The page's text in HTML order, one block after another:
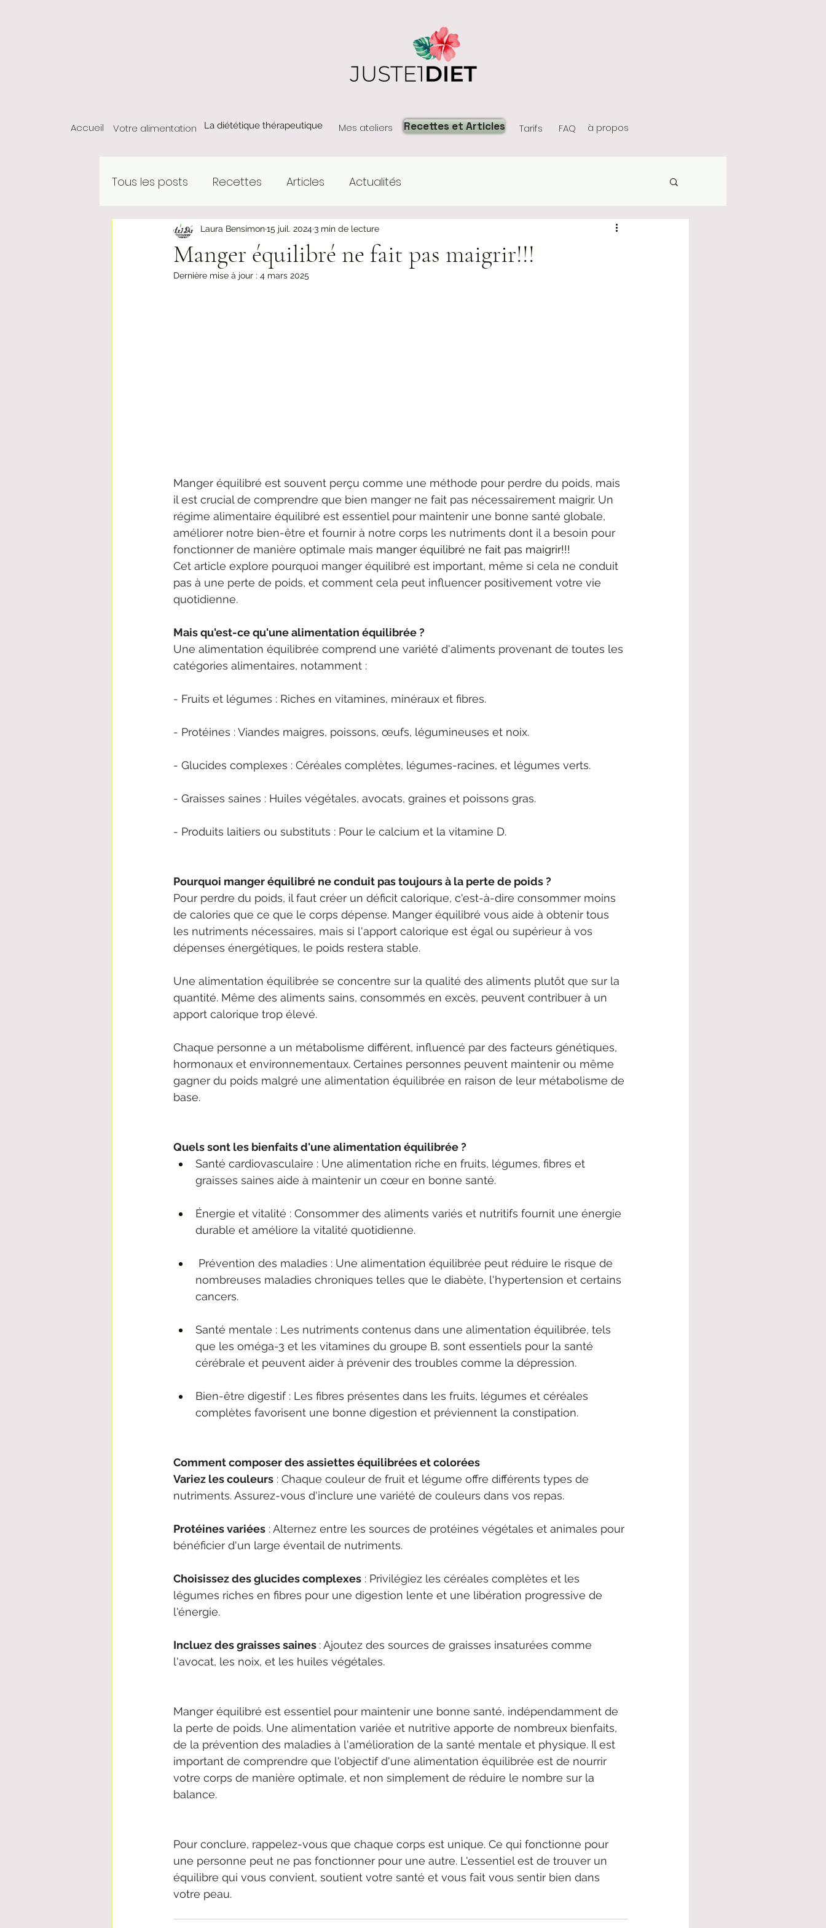
Accueil Votre alimentation La diététique thérapeutique Mes ateliers Recettes et Articles Tarifs FAQ à propos
Tous les posts Recettes Articles Actualités
Manger équilibré ne fait pas maigrir!!!
Laura Bensimon15 juil. 20243 min de lecture
Dernière mise à jour : 4 mars 2025
Manger équilibré est souvent perçu comme une méthode pour perdre du poids, mais
il est crucial de comprendre que bien manger ne fait pas nécessairement maigrir. Un
régime alimentaire équilibré est essentiel pour maintenir une bonne santé globale,
améliorer notre bien-être et fournir à notre corps les nutriments dont il a besoin pour
fonctionner de manière optimale mais manger équilibré ne fait pas maigrir!!!
Cet article explore pourquoi manger équilibré est important, même si cela ne conduit
pas à une perte de poids, et comment cela peut influencer positivement votre vie
quotidienne.
Mais qu'est-ce qu'une alimentation équilibrée ?
Une alimentation équilibrée comprend une variété d'aliments provenant de toutes les
catégories alimentaires, notamment :
- Fruits et légumes : Riches en vitamines, minéraux et fibres.
- Protéines : Viandes maigres, poissons, œufs, légumineuses et noix.
- Glucides complexes : Céréales complètes, légumes-racines, et légumes verts.
- Graisses saines : Huiles végétales, avocats, graines et poissons gras.
- Produits laitiers ou substituts : Pour le calcium et la vitamine D.
Pourquoi manger équilibré ne conduit pas toujours à la perte de poids ?
Pour perdre du poids, il faut créer un déficit calorique, c'est-à-dire consommer moins
de calories que ce que le corps dépense. Manger équilibré vous aide à obtenir tous
les nutriments nécessaires, mais si l'apport calorique est égal ou supérieur à vos
dépenses énergétiques, le poids restera stable.
Une alimentation équilibrée se concentre sur la qualité des aliments plutôt que sur la
quantité. Même des aliments sains, consommés en excès, peuvent contribuer à un
apport calorique trop élevé.
Chaque personne a un métabolisme différent, influencé par des facteurs génétiques,
hormonaux et environnementaux. Certaines personnes peuvent maintenir ou même
gagner du poids malgré une alimentation équilibrée en raison de leur métabolisme de
base.
Quels sont les bienfaits d'une alimentation équilibrée ?
Santé cardiovasculaire : Une alimentation riche en fruits, légumes, fibres et
graisses saines aide à maintenir un cœur en bonne santé.
Énergie et vitalité : Consommer des aliments variés et nutritifs fournit une énergie
durable et améliore la vitalité quotidienne.
Prévention des maladies : Une alimentation équilibrée peut réduire le risque de
nombreuses maladies chroniques telles que le diabète, l'hypertension et certains
cancers.
Santé mentale : Les nutriments contenus dans une alimentation équilibrée, tels
que les oméga-3 et les vitamines du groupe B, sont essentiels pour la santé
cérébrale et peuvent aider à prévenir des troubles comme la dépression.
Bien-être digestif : Les fibres présentes dans les fruits, légumes et céréales
complètes favorisent une bonne digestion et préviennent la constipation.
Comment composer des assiettes équilibrées et colorées
Variez les couleurs : Chaque couleur de fruit et légume offre différents types de
nutriments. Assurez-vous d'inclure une variété de couleurs dans vos repas.
Protéines variées : Alternez entre les sources de protéines végétales et animales pour
bénéficier d'un large éventail de nutriments.
Choisissez des glucides complexes : Privilégiez les céréales complètes et les
légumes riches en fibres pour une digestion lente et une libération progressive de
l'énergie.
Incluez des graisses saines : Ajoutez des sources de graisses insaturées comme
l'avocat, les noix, et les huiles végétales.
Manger équilibré est essentiel pour maintenir une bonne santé, indépendamment de
la perte de poids. Une alimentation variée et nutritive apporte de nombreux bienfaits,
de la prévention des maladies à l'amélioration de la santé mentale et physique. Il est
important de comprendre que l'objectif d'une alimentation équilibrée est de nourrir
votre corps de manière optimale, et non simplement de réduire le nombre sur la
balance.
Pour conclure, rappelez-vous que chaque corps est unique. Ce qui fonctionne pour
une personne peut ne pas fonctionner pour une autre. L'essentiel est de trouver un
équilibre qui vous convient, soutient votre santé et vous fait vous sentir bien dans
votre peau.